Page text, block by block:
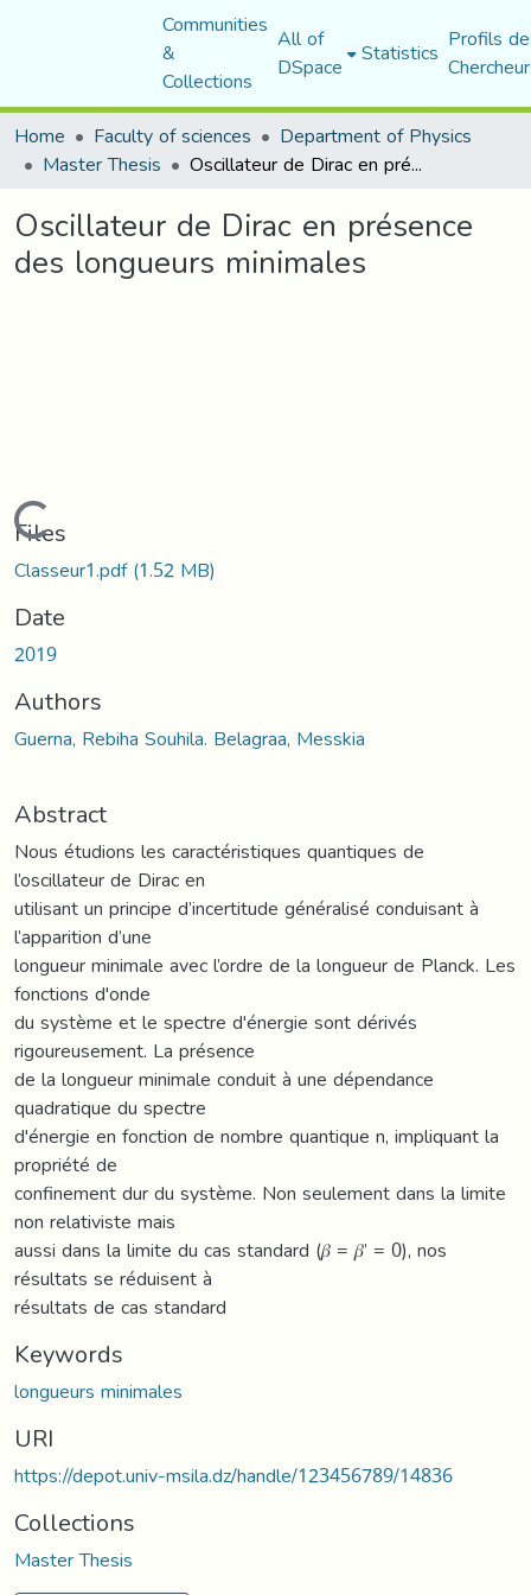
Communities
&
Collections
All of
DSpace Statistics Profils
Home
Faculty of sciences Department of Physics
Master Thesis Oscillateur de Dirac en présence des longueurs minimales
Oscillateur de Dirac en présence
des longueurs minimales
Loading...
Files
Classeur1.pdf(1.52 MB)
Date
2019
Authors
Guerna, Rebiha Souhila. Belagraa, Messkia
Abstract
Nous étudions les caractéristiques quantiques de
l’oscillateur de Dirac en
utilisant un principe d’incertitude généralisé conduisant à
l’apparition d’une
longueur minimale avec l’ordre de la longueur de Planck. Les
fonctions d'onde
du système et le spectre d'énergie sont dérivés
rigoureusement. La présence
de la longueur minimale conduit à une dépendance
quadratique du spectre
d'énergie en fonction de nombre quantique n, impliquant la
propriété de
confinement dur du système. Non seulement dans la limite
non relativiste mais
aussi dans la limite du cas standard (𝛽 = 𝛽’ = 0), nos
résultats se réduisent à
résultats de cas standard
Keywords
longueurs minimales
URI
https://depot.univ-msila.dz/handle/123456789/14836
Collections
Master Thesis